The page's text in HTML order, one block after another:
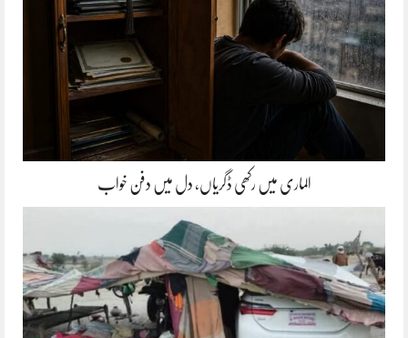
الماری میں رکھی ڈگریاں، دل میں دفن خواب